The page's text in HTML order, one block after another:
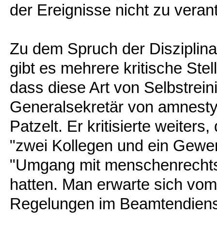
der Ereignisse nicht zu
Zu dem Spruch der
gibt es mehrere kritische
dass diese Art von
Generalsekretär von
Patzelt. Er kritisierte
"zwei Kollegen und ein
"Umgang mit
hatten. Man erwarte sich
Regelungen im